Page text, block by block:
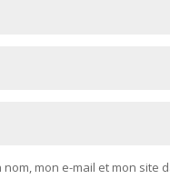
nom, mon e-mail et mon